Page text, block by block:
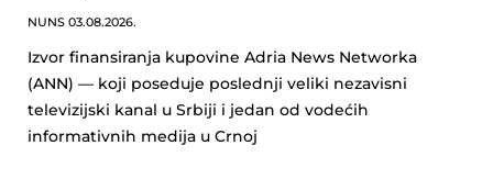
NUNS 03.08.2026.
Izvor finansiranja kupovine Adria News Networka
(ANN) — koji poseduje poslednji veliki nezavisni
televizijski kanal u Srbiji i jedan od vodećih
informativnih medija u Crnoj